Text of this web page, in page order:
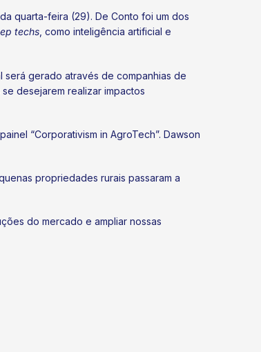
quarta-feira (29). De Conto foi um dos
techs , como inteligência artificial e
será gerado através de companhias de
desejarem realizar impactos
“Corporativism in AgroTech”. Dawson
propriedades rurais passaram a
do mercado e ampliar nossas